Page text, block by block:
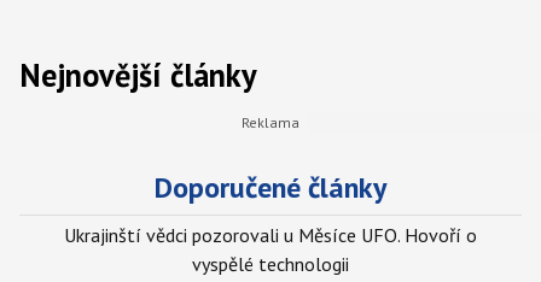
Nejnovější články
Doporučené články
Ukrajinští vědci pozorovali u Měsíce UFO. Hovoří o
vyspělé technologii